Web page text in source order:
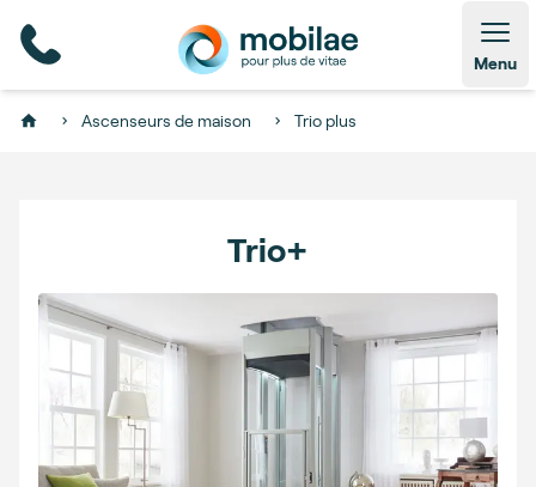
Menu
Home Ascenseurs de maison Trio plus
Trio+